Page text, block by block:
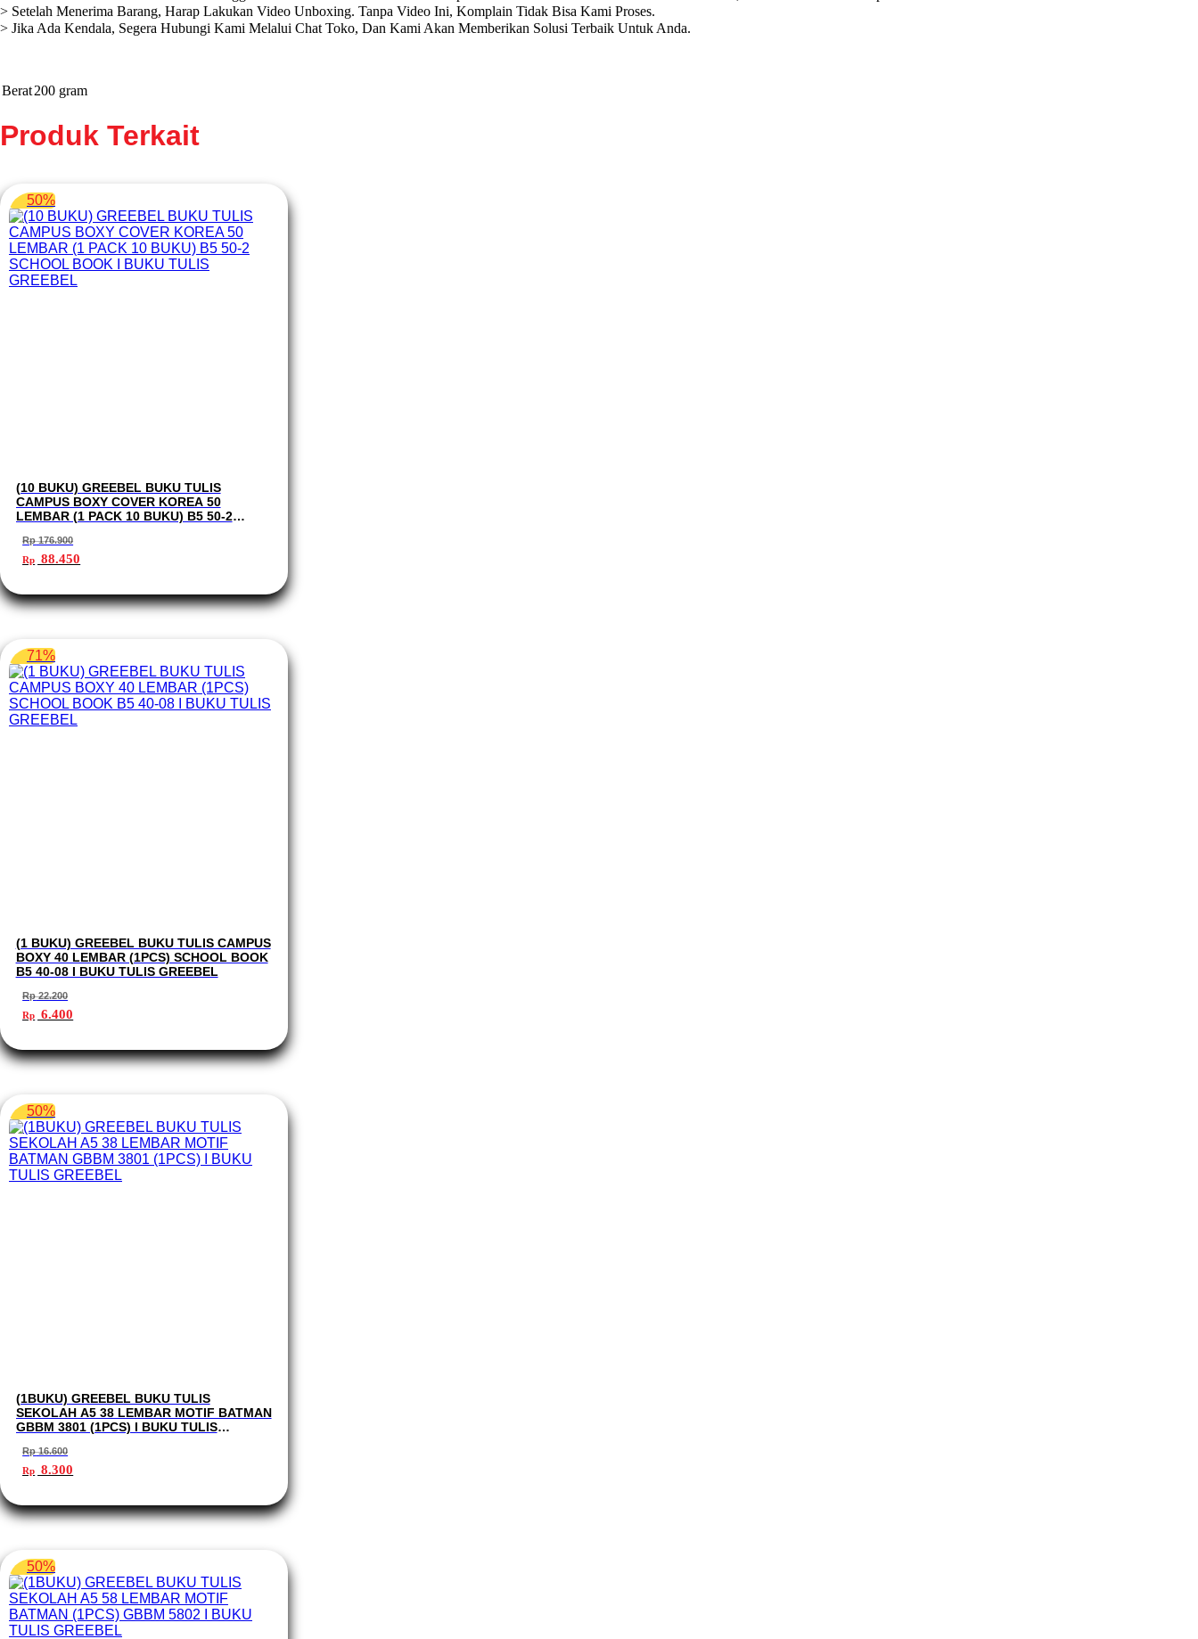
> Setelah Menerima Barang, Harap Lakukan Video Unboxing. Tanpa Video Ini, Komplain Tidak Bisa Kami Proses.
> Jika Ada Kendala, Segera Hubungi Kami Melalui Chat Toko, Dan Kami Akan Memberikan Solusi Terbaik Untuk Anda.
Berat200 gram
Produk Terkait
50%
(10 BUKU) GREEBEL BUKU TULIS
CAMPUS BOXY COVER KOREA 50
LEMBAR (1 PACK 10 BUKU) B5 50-2
Rp176.900
Harga
aslinya
Rp 176.900.
Rp 88.450saat
adalah:
Rp 88.450.
71%
(1 BUKU) GREEBEL BUKU TULIS CAMPUS
BOXY 40 LEMBAR (1PCS) SCHOOL BOOK
B5 40-08 I BUKU TULIS GREEBEL
Rp22.200
Harga
aslinya
Rp 22.200.
Rp 6.400saat
adalah:
Rp 6.400.
50%
(1BUKU) GREEBEL BUKU TULIS
SEKOLAH A5 38 LEMBAR MOTIF BATMAN
GBBM 3801 (1PCS) I BUKU TULIS
Rp16.600
Harga
aslinya
Rp 16.600.
Rp 8.300saat
adalah:
Rp 8.300.
50%